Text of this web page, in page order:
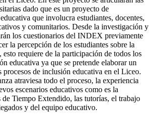
dado que es un proyecto de
que involucra estudiantes, docentes,
y comunitarios. Desde la investigación y
los cuestionarios del INDEX previamente
la percepción de los estudiantes sobre la
requiere de la participación de todos los
educativa ya que se pretende elaborar un
procesos de inclusión educativa en el Liceo.
atraviesa todo el proceso, la experiencia
escenarios educativos como es la
de Tiempo Extendido, las tutorías, el trabajo
y del equipo educativo.